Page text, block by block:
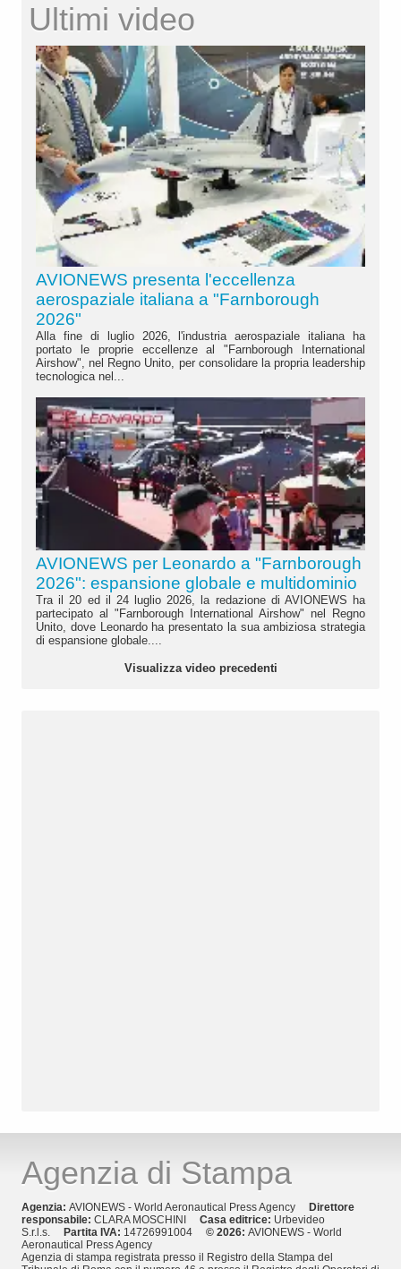
Ultimi video
AVIONEWS presenta l'eccellenza
aerospaziale italiana a "Farnborough
2026"
Alla fine di luglio 2026, l'industria aerospaziale italiana ha
portato le proprie eccellenze al "Farnborough International
Airshow", nel Regno Unito, per consolidare la propria leadership
tecnologica nel...
AVIONEWS per Leonardo a "Farnborough
2026": espansione globale e multidominio
Tra il 20 ed il 24 luglio 2026, la redazione di AVIONEWS ha
partecipato al "Farnborough International Airshow" nel Regno
Unito, dove Leonardo ha presentato la sua ambiziosa strategia
di espansione globale....
Visualizza video precedenti
Agenzia di Stampa
Agenzia: AVIONEWS - World Aeronautical Press Agency
Direttore
responsabile: CLARA MOSCHINI Casa editrice: Urbevideo
S.r.l.s.
Partita IVA: 14726991004 © 2026: AVIONEWS - World
Aeronautical Press Agency
Agenzia di stampa registrata presso il Registro della Stampa del